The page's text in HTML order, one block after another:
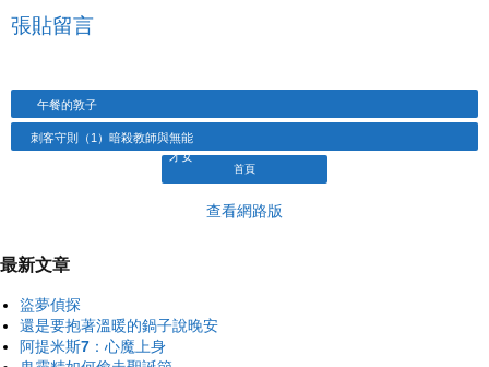
張貼留言
午餐的敦子
刺客守則（1）暗殺教師與無能
才女
首頁
查看網路版
最新文章
盜夢偵探
還是要抱著溫暖的鍋子說晚安
阿提米斯7：心魔上身